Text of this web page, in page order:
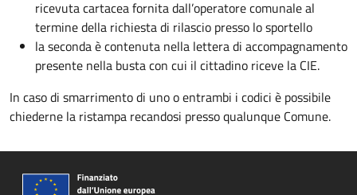
ricevuta cartacea fornita dall’operatore comunale al
termine della richiesta di rilascio presso lo sportello
la seconda è contenuta nella lettera di accompagnamento
presente nella busta con cui il cittadino riceve la CIE.
In caso di smarrimento di uno o entrambi i codici è possibile
chiederne la ristampa recandosi presso qualunque Comune.